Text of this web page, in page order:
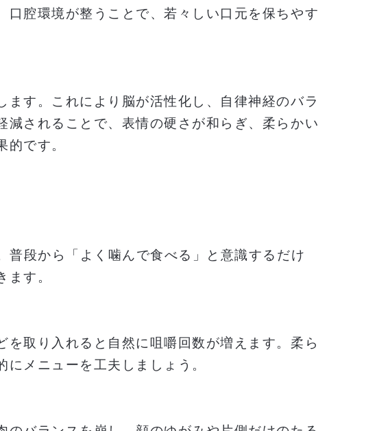
口腔環境が整うことで、若々しい口元を保ちやす
す。これにより脳が活性化し、自律神経のバラ
減されることで、表情の硬さが和らぎ、柔らかい
です。
普段から「よく噛んで食べる」と意識するだけ
す。
取り入れると自然に咀嚼回数が増えます。柔ら
メニューを工夫しましょう。